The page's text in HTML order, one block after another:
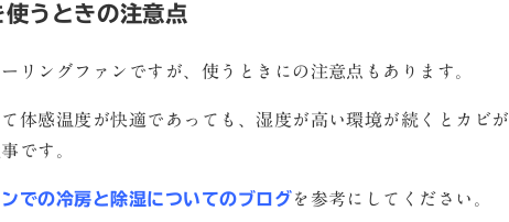
うときの注意点
リングファンですが、使うときにの注意点もあります。
体感温度が快適であっても、湿度が高い環境が続くとカビ
です。
での冷房と除湿についてのブログを参考にしてください。